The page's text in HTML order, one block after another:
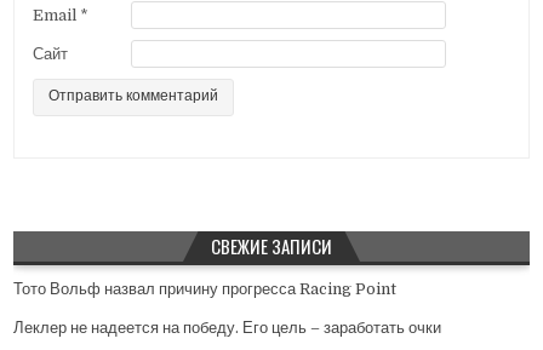
я
м
Email *
Сайт
СВЕЖИЕ ЗАПИСИ
Тото Вольф назвал причину прогресса Racing Point
Леклер не надеется на победу. Его цель – заработать очки